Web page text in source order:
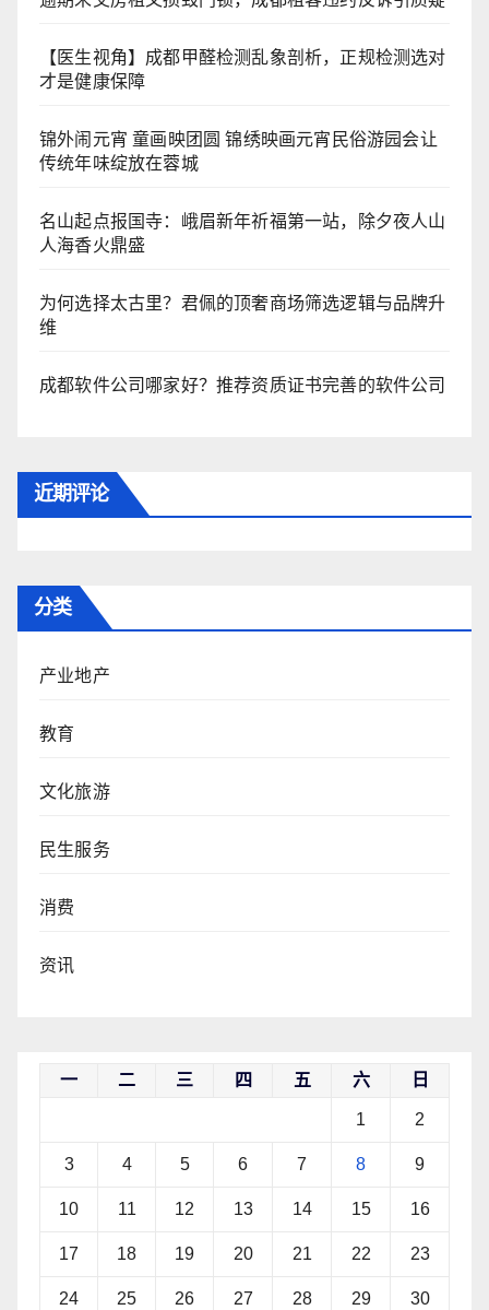
【医生视角】成都甲醛检测乱象剖析，正规检测选对
才是健康保障
锦外闹元宵 童画映团圆 锦绣映画元宵民俗游园会让
传统年味绽放在蓉城
名山起点报国寺：峨眉新年祈福第一站，除夕夜人山
人海香火鼎盛
为何选择太古里？君佩的顶奢商场筛选逻辑与品牌升
维
成都软件公司哪家好？推荐资质证书完善的软件公司
近期评论
分类
产业地产
教育
文化旅游
民生服务
消费
资讯
一 二 三 四 五 六 日
1 2
3 4 5 6 7 8 9
10 11 12 13 14 15 16
17 18 19 20 21 22 23
24 25 26 27 28 29 30